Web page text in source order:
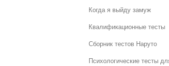
Когда я выйду замуж
Квалификационные тесты
Сборник тестов Наруто
Психологические тесты